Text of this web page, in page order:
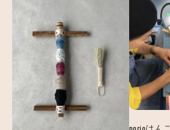
norioはんこ